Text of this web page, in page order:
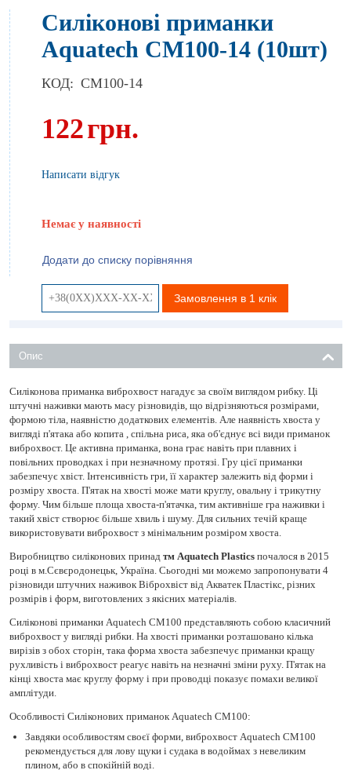
Силіконові приманки
Aquatech СМ100-14 (10шт)
КОД: CM100-14
122грн.
Написати відгук
Немає у наявності
Додати до списку порівняння
Замовлення в 1 клік
Опис
Силіконова приманка виброхвост нагадує за своїм виглядом рибку. Ці
штучні наживки мають масу різновидів, що відрізняються розмірами,
формою тіла, наявністю додаткових елементів. Але наявність хвоста у
вигляді п'ятака або копита , спільна риса, яка об'єднує всі види приманок
виброхвост. Це активна приманка, вона грає навіть при плавних і
повільних проводках і при незначному протязі. Гру цієї приманки
забезпечує хвіст. Інтенсивність гри, її характер залежить від форми і
розміру хвоста. П'ятак на хвості може мати круглу, овальну і трикутну
форму. Чим більше площа хвоста-п'ятачка, тим активніше гра наживки і
такий хвіст створює більше хвиль і шуму. Для сильних течій краще
використовувати виброхвост з мінімальним розміром хвоста.
Виробництво силіконових принад тм Aquatech Plastics почалося в 2015
році в м.Сєвєродонецьк, Україна. Сьогодні ми можемо запропонувати 4
різновиди штучних наживок Віброхвіст від Акватек Пластікс, різних
розмірів і форм, виготовлених з якісних матеріалів.
Силіконові приманки Aquatech СМ100 представляють собою класичний
виброхвост у вигляді рибки. На хвості приманки розташовано кілька
вирізів з обох сторін, така форма хвоста забезпечує приманки кращу
рухливість і виброхвост реагує навіть на незначні зміни руху. П'ятак на
кінці хвоста має круглу форму і при проводці показує помахи великої
амплітуди.
Особливості Силіконових приманок Aquatech СМ100:
Завдяки особливостям своєї форми, виброхвост Aquatech СМ100
рекомендується для лову щуки і судака в водоймах з невеликим
плином, або в спокійній воді.